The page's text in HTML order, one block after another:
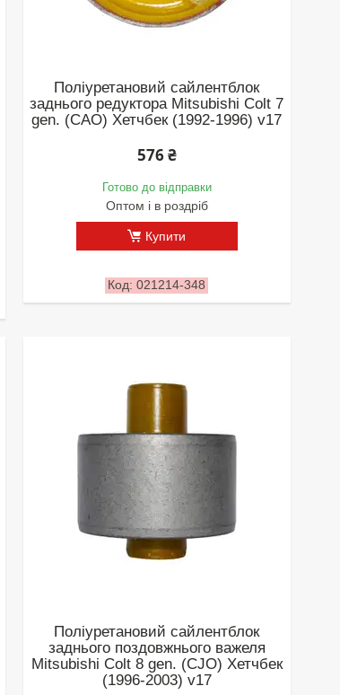
Поліуретановий сайлентблок
заднього редуктора Mitsubishi Colt 7
gen. (CAO) Хетчбек (1992-1996) v17
576 ₴
Готово до відправки
Оптом і в роздріб
Купити
021214-348
Поліуретановий сайлентблок
заднього поздовжнього важеля
Mitsubishi Colt 8 gen. (CJO) Хетчбек
(1996-2003) v17